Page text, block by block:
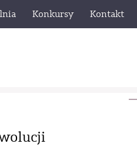
Konkursy Kontakt